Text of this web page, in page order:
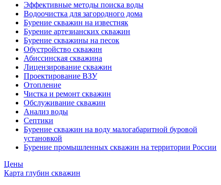
Эффективные методы поиска воды
Водоочистка для загородного дома
Бурение скважин на известняк
Бурение артезианских скважин
Бурение скважины на песок
Обустройство скважин
Абиссинская скважина
Лицензирование скважин
Проектирование ВЗУ
Отопление
Чистка и ремонт скважин
Обслуживание скважин
Анализ воды
Септики
Бурение скважин на воду малогабаритной буровой
установкой
Бурение промышленных скважин на территории России
Цены
Карта глубин скважин